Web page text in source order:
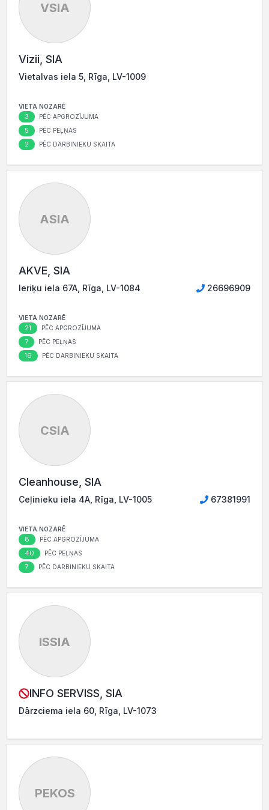
VSIA
Vizii, SIA
Vietalvas iela 5, Rīga, LV-1009
VIETA NOZARĒ
3 PĒC APGROZĪJUMA
5 PĒC PEĻŅAS
2 PĒC DARBINIEKU SKAITA
ASIA
AKVE, SIA
Ieriķu iela 67A, Rīga, LV-1084 26696909
VIETA NOZARĒ
21 PĒC APGROZĪJUMA
7 PĒC PEĻŅAS
16 PĒC DARBINIEKU SKAITA
CSIA
Cleanhouse, SIA
Ceļinieku iela 4A, Rīga, LV-1005 67381991
VIETA NOZARĒ
8 PĒC APGROZĪJUMA
40 PĒC PEĻŅAS
7 PĒC DARBINIEKU SKAITA
ISSIA
INFO SERVISS, SIA
Dārzciema iela 60, Rīga, LV-1073
PEKOS